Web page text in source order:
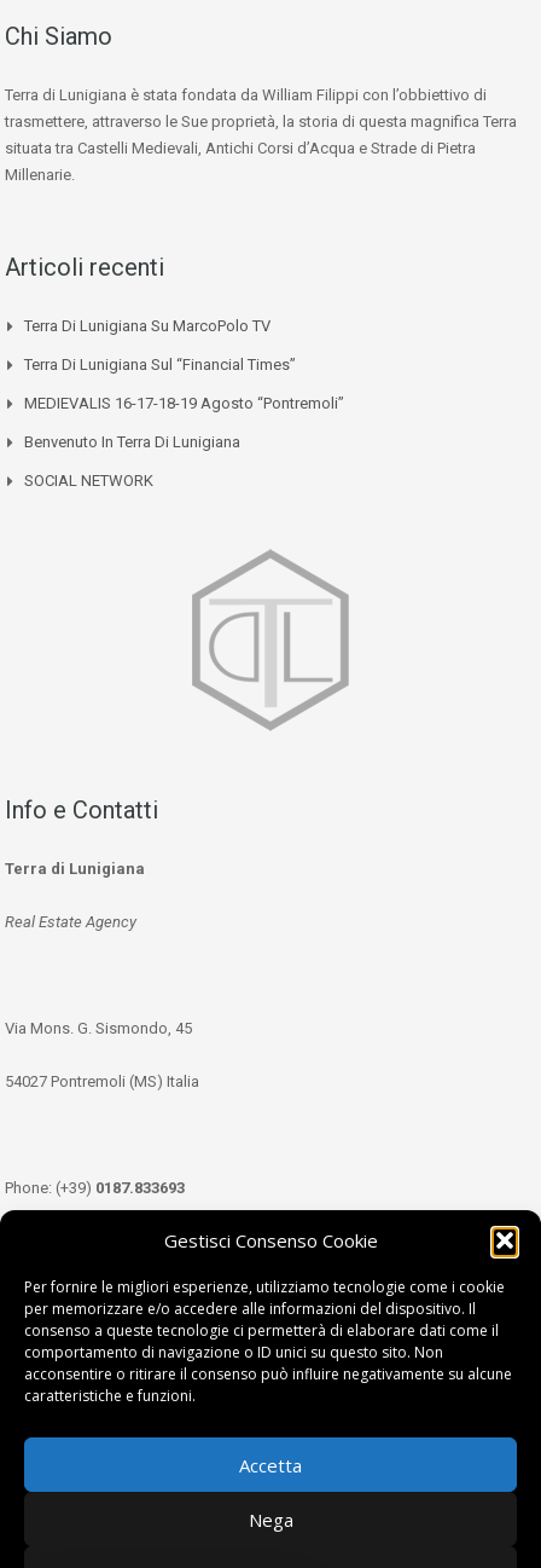
Gestisci Consenso Cookie
Per fornire le migliori esperienze, utilizziamo tecnologie come i cookie
per memorizzare e/o accedere alle informazioni del dispositivo. Il
consenso a queste tecnologie ci permetterà di elaborare dati come il
comportamento di navigazione o ID unici su questo sito. Non
acconsentire o ritirare il consenso può influire negativamente su alcune
caratteristiche e funzioni.
Accetta
Nega
Chi Siamo
Terra di Lunigiana è stata fondata da William Filippi con l’obbiettivo di
trasmettere, attraverso le Sue proprietà, la storia di questa magnifica Terra
situata tra Castelli Medievali, Antichi Corsi d’Acqua e Strade di Pietra
Millenarie.
Articoli recenti
Terra Di Lunigiana Su MarcoPolo TV
Terra Di Lunigiana Sul “Financial Times”
MEDIEVALIS 16-17-18-19 Agosto “Pontremoli”
Benvenuto In Terra Di Lunigiana
SOCIAL NETWORK
Info e Contatti
Terra di Lunigiana
Real Estate Agency
Via Mons. G. Sismondo, 45
54027 Pontremoli (MS) Italia
Phone: (+39) 0187.833693
349.3489333
Email:info@tdl.it
Terra di Lunigiana © di Filippi William - P.Iva 01374450458